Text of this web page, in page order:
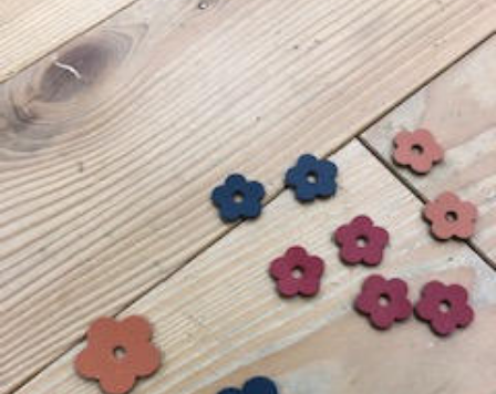
生田ランドセルにふれる
ランドセルの選びかた
お知らせ